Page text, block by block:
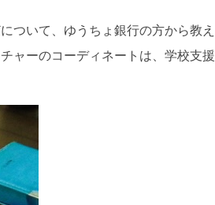
ついて、ゆうちょ銀行の方から教え
ャーのコーディネートは、学校支援